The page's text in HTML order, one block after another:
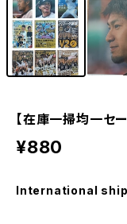
【在庫一掃均一セ
¥880
International